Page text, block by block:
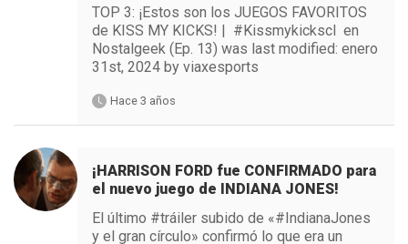
TOP 3: ¡Estos son los JUEGOS FAVORITOS
de KISS MY KICKS! | #Kissmykickscl en
Nostalgeek (Ep. 13) was last modified: enero
31st, 2024 by viaxesports
Hace 3 años
¡HARRISON FORD fue CONFIRMADO para
el nuevo juego de INDIANA JONES!
El último #tráiler subido de «#IndianaJones
y el gran círculo» confirmó lo que era un